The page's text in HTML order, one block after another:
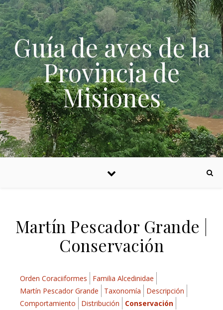
Skip to content
Guía de aves de la
Provincia de
Misiones
Martín Pescador Grande |
Conservación
Orden Coraciiformes
Familia Alcedinidae
Martín Pescador Grande
Taxonomía
Descripción
Comportamiento
Distribución
Conservación